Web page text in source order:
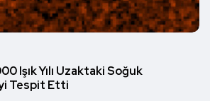
Işık Yılı Uzaktaki Soğuk
Tespit Etti